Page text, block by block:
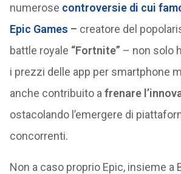
numerose controversie di cui
Epic Games – creatore del
battle royale “Fortnite” – non solo
i prezzi delle app per smartphone
anche contribuito a frenare
ostacolando l’emergere di
concorrenti.
Non a caso proprio Epic, insieme a